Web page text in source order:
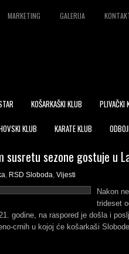
MARKETING GALERIJA
KOŠARKAŠKI KLUB PLIVAČKI
KLUB KARATE KLUB
susretu sezone gostuje u
, RSD Sloboda, Vijesti
Nakon
trideset
godine, na raspored je došla i
crnih u kojoj će košarkaši